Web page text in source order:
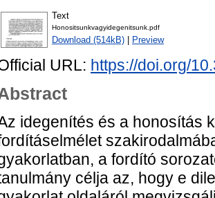
Text
Honositsunkvagyidegenitsunk.pdf
Download (514kB) Preview
URL: https://doi.org/
idegenítés és a honosítás
a fordító
célja az, hogy e